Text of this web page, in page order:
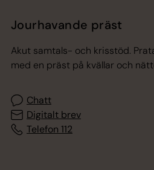
Jourhavande präst
Akut samtals- och krisstöd.
med en präst på kvällar och
Chatt
Digitalt brev
Telefon 112